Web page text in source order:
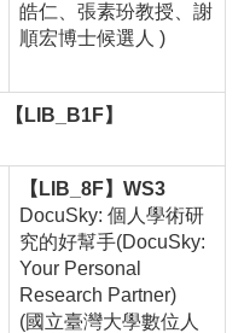
皓仁、張素玢教授、謝
順宏博士候選人 )
【LIB_B1F】
【LIB_8F】WS3
DocuSky: 個人學術研
究的好幫手(DocuSky:
Your Personal
Research Partner)
(國立臺灣大學數位人